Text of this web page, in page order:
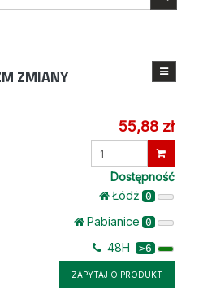
ZMIANY
55,88 zł
Dostępność
Łódż 0
Pabianice 0
48H >6
ZAPYTAJ O PRODUKT